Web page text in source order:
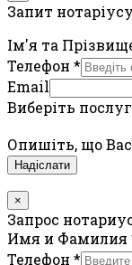
Запит нотаріусу
Ім'я та
Телефон *
Email
Виберіть
Опишіть, що
Надіслати
×
Запрос
Имя и Фамилия
Телефон *